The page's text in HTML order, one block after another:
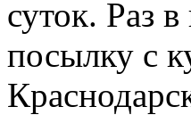
суток. Раз
посылку с